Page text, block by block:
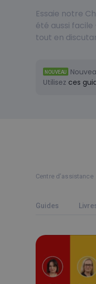
Essaie notre
été aussi
tout en
NOUVEAU
Utilisez ces
Centre d’assistance
Guides